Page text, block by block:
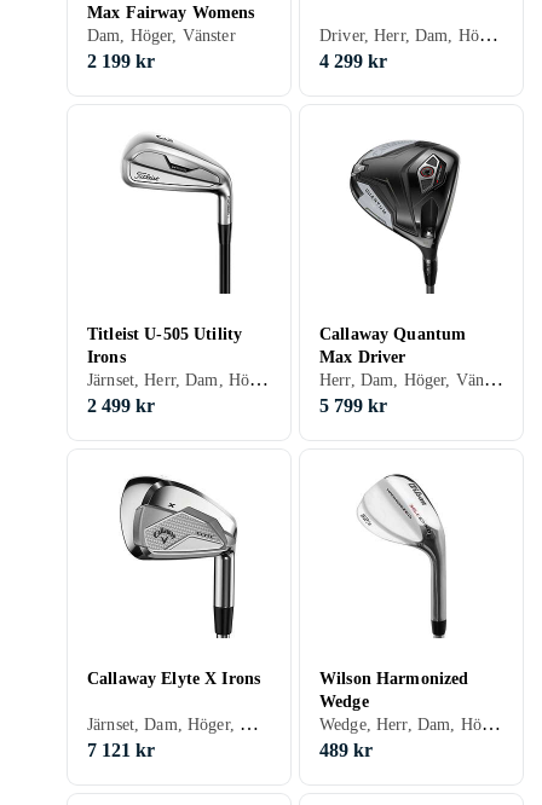
Max Fairway Womens
Dam, Höger, Vänster
2 199 kr
Driver, Herr, Dam, Höger, Vänster, Grafitskaft
4 299 kr
Titleist U-505 Utility
Irons
Järnset, Herr, Dam, Höger, Vänster, Stålskaft, Grafitskaft
2 499 kr
Callaway Quantum
Max Driver
Herr, Dam, Höger, Vänster
5 799 kr
Callaway Elyte X Irons
Järnset, Dam, Höger, Vänster
7 121 kr
Wilson Harmonized
Wedge
Wedge, Herr, Dam, Höger, Vänster, Stålskaft
489 kr